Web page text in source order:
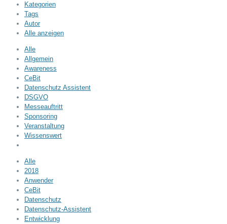
Kategorien
Tags
Autor
Alle anzeigen
Alle
Allgemein
Awareness
CeBit
Datenschutz Assistent
DSGVO
Messeauftritt
Sponsoring
Veranstaltung
Wissenswert
Alle
2018
Anwender
CeBit
Datenschutz
Datenschutz-Assistent
Entwicklung